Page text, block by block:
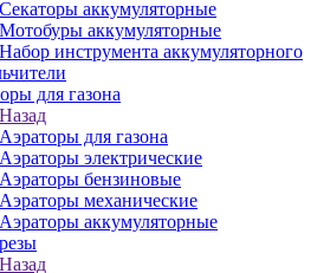
Секаторы аккумуляторные
Мотобуры аккумуляторные
Набор инструмента аккумуляторного
для газона
Назад
Аэраторы для газона
Аэраторы электрические
Аэраторы бензиновые
Аэраторы механические
Аэраторы аккумуляторные
Назад